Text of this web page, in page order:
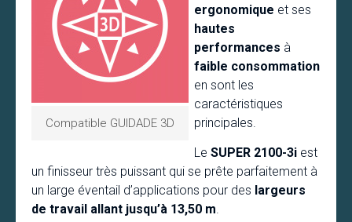
Compatible GUIDADE 3D
ergonomique et ses
hautes
performances à
faible consommation
en sont les
caractéristiques
principales.
LeSUPER 2100-3i est
un finisseur très puissant qui se prête parfaitement à
un large éventail d’applications pour des largeurs
de travail allant jusqu’à 13,50 m.